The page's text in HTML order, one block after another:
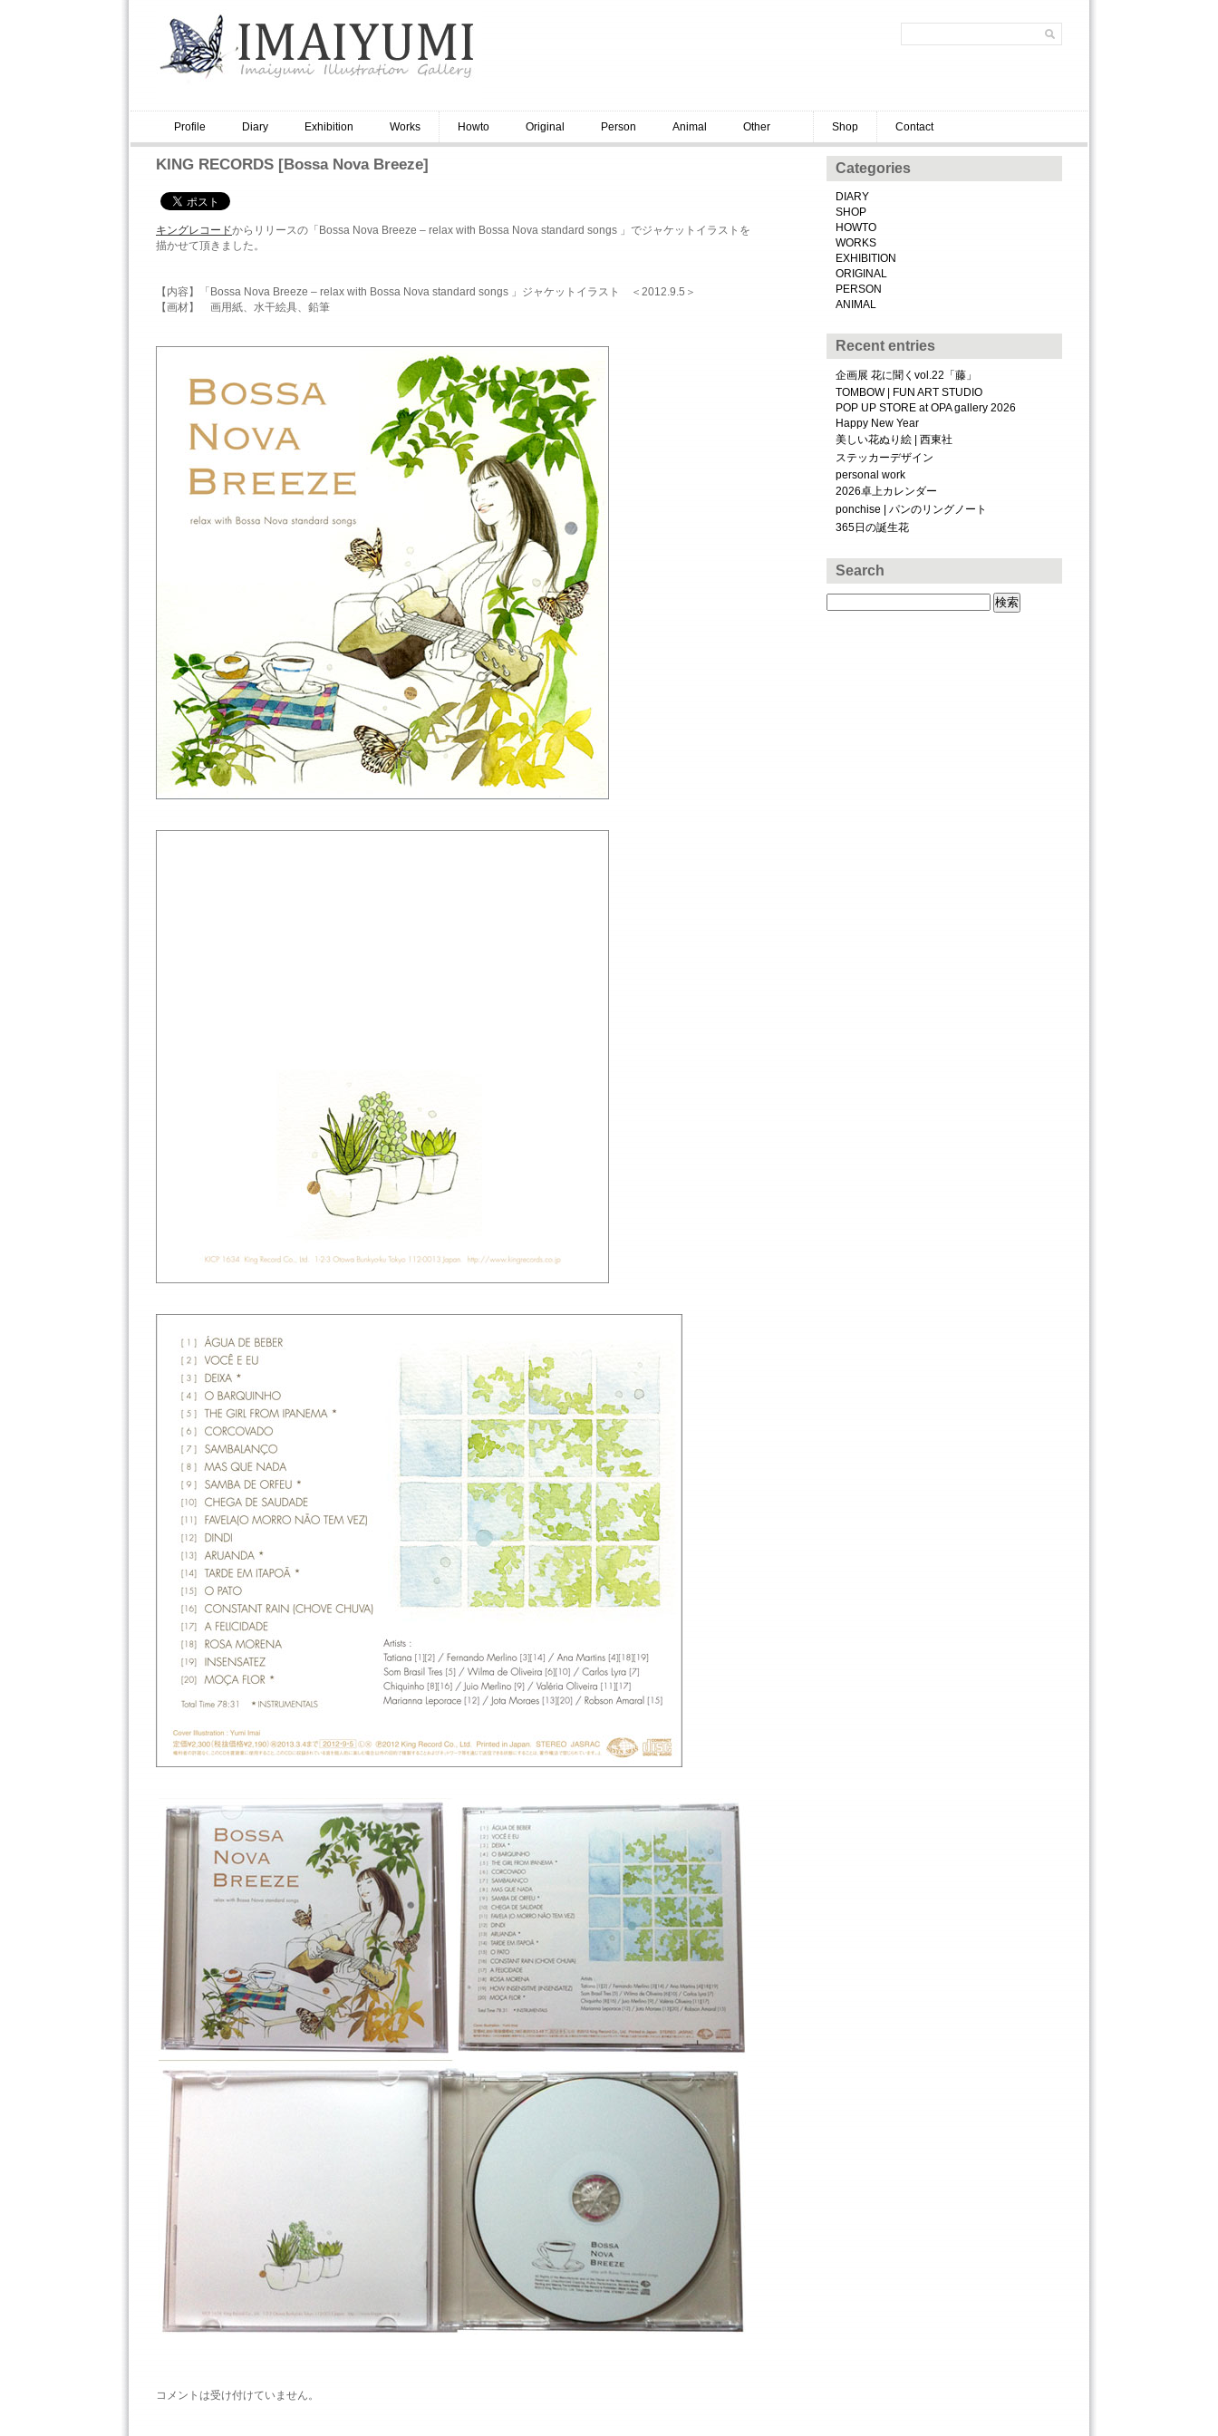
Profile Diary Exhibition Works Howto Original Person Animal Other Shop Contact
KING RECORDS [Bossa Nova Breeze]
キングレコードからリリースの「Bossa Nova Breeze – relax with Bossa Nova standard songs 」でジャケットイラストを
描かせて頂きました。
【内容】「Bossa Nova Breeze – relax with Bossa Nova standard songs 」ジャケットイラスト ＜2012.9.5＞
【画材】 画用紙、水干絵具、鉛筆
コメントは受け付けていません。
Categories
DIARY
SHOP
HOWTO
WORKS
EXHIBITION
ORIGINAL
PERSON
ANIMAL
Recent entries
企画展 花に聞くvol.22「藤」
TOMBOW | FUN ART STUDIO
POP UP STORE at OPA gallery 2026
Happy New Year
美しい花ぬり絵 | 西東社
ステッカーデザイン
personal work
2026卓上カレンダー
ponchise | パンのリングノート
365日の誕生花
Search
索: